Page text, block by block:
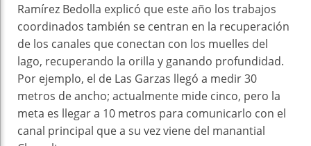
Ramírez Bedolla explicó que este año los trabajos
coordinados también se centran en la recuperación
de los canales que conectan con los muelles del
lago, recuperando la orilla y ganando profundidad.
Por ejemplo, el de Las Garzas llegó a medir 30
metros de ancho; actualmente mide cinco, pero la
meta es llegar a 10 metros para comunicarlo con el
canal principal que a su vez viene del manantial